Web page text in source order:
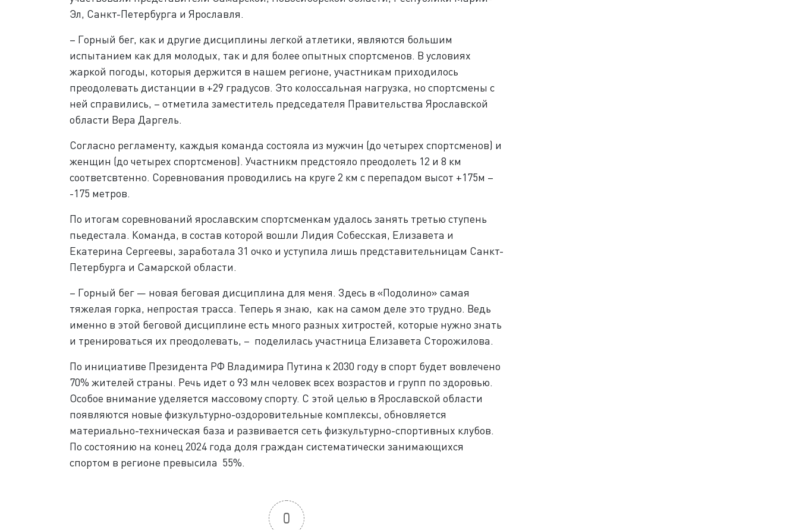
Эл, Санкт-Петербурга и Ярославля.
– Горный бег, как и другие дисциплины легкой атлетики, являются большим
испытанием как для молодых, так и для более опытных спортсменов. В условиях
жаркой погоды, которыя держится в нашем регионе, участникам приходилось
преодолевать дистанции в +29 градусов. Это колоссальная нагрузка, но спортсмены с
ней справились, – отметила заместитель председателя Правительства Ярославской
области Вера Даргель.
Согласно регламенту, каждыя команда состояла из мужчин (до четырех спортсменов) и
женщин (до четырех спортсменов). Участникм предстояло преодолеть 12 и 8 км
соответсвтенно. Соревнования проводились на круге 2 км с перепадом высот +175м –
-175 метров.
По итогам соревнований ярославским спортсменкам удалось занять третью ступень
пьедестала. Команда, в состав которой вошли Лидия Собесская, Елизавета и
Екатерина Сергеевы, заработала 31 очко и уступила лишь представительницам Санкт-
Петербурга и Самарской области.
– Горный бег — новая беговая дисциплина для меня. Здесь в «Подолино» самая
тяжелая горка, непростая трасса. Теперь я знаю, как на самом деле это трудно. Ведь
именно в этой беговой дисциплине есть много разных хитростей, которые нужно знать
и тренироваться их преодолевать, ­– поделилась участница Елизавета Сторожилова.
По инициативе Президента РФ Владимира Путина к 2030 году в спорт будет вовлечено
70% жителей страны. Речь идет о 93 млн человек всех возрастов и групп по здоровью.
Особое внимание уделяется массовому спорту. С этой целью в Ярославской области
появляются новые физкультурно-оздоровительные комплексы, обновляется
материально-техническая база и развивается сеть физкультурно-спортивных клубов.
По состоянию на конец 2024 года доля граждан систематически занимающихся
спортом в регионе превысила 55%.
0